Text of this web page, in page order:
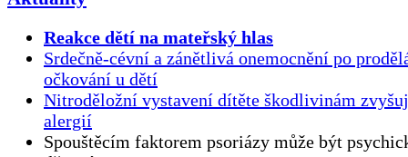
Reakce dětí na mateřský hlas
Srdečně-cévní a zánětlivá onemocnění po
očkování u dětí
Nitroděložní vystavení dítěte škodlivinám
alergií
Spouštěcím faktorem psoriázy může být